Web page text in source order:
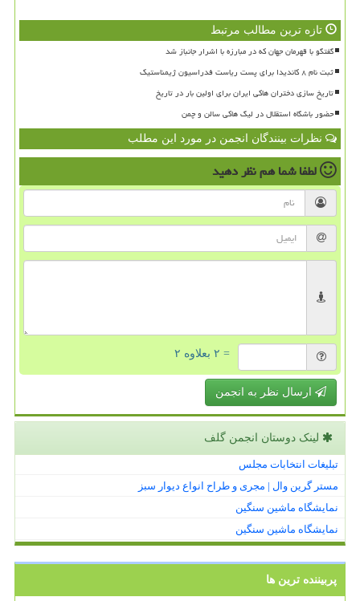
تازه ترین مطالب مرتبط
گفتگو با قهرمان جهان که در مبارزه با اشرار جانباز شد
ثبت نام ۸ کاندیدا برای پست ریاست فدراسیون ژیمناستیک
تاریخ سازی دختران هاکی ایران برای اولین بار در تاریخ
حضور باشگاه استقلال در لیگ هاکی سالن و چمن
نظرات بینندگان انجمن در مورد این مطلب
لطفا شما همنظر دهید
= ۲ بعلاوه ۲
ارسال نظر به انجمن
لینک دوستان انجمن گلف
تبلیغات انتخابات مجلس
مستر گرین وال | مجری و طراح انواع دیوار سبز
نمایشگاه ماشین سنگین
نمایشگاه ماشین سنگین
پربیننده ترین ها